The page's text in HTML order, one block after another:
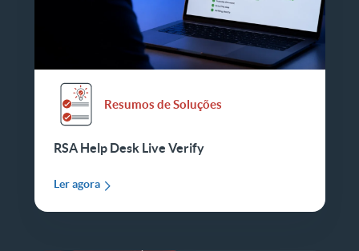
Resumos de Soluções
RSA Help Desk Live Verify
Ler agora